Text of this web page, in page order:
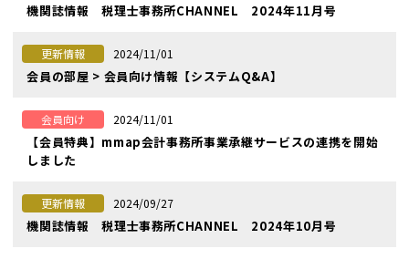
機関誌情報 税理士事務所CHANNEL 2024年11月号
更新情報 2024/11/01
会員の部屋 > 会員向け情報【システムQ&A】
会員向け 2024/11/01
【会員特典】mmap会計事務所事業承継サービスの連携を開始
しました
更新情報 2024/09/27
機関誌情報 税理士事務所CHANNEL 2024年10月号